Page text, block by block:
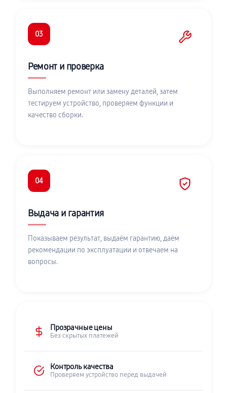
03
Ремонт и проверка
Выполняем ремонт или замену деталей, затем
тестируем устройство, проверяем функции и
качество сборки.
04
Выдача и гарантия
Показываем результат, выдаём гарантию, даём
рекомендации по эксплуатации и отвечаем на
вопросы.
Прозрачные цены
Без скрытых платежей
Контроль качества
Проверяем устройство перед выдачей